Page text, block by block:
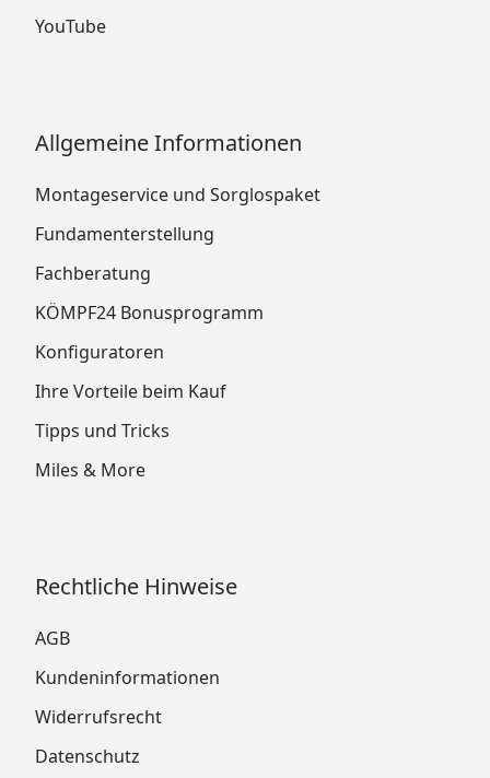
YouTube
Allgemeine Informationen
Montageservice und Sorglospaket
Fundamenterstellung
Fachberatung
KÖMPF24 Bonusprogramm
Konfiguratoren
Ihre Vorteile beim Kauf
Tipps und Tricks
Miles & More
Rechtliche Hinweise
AGB
Kundeninformationen
Widerrufsrecht
Datenschutz